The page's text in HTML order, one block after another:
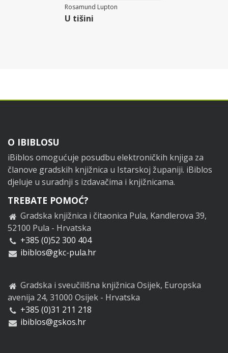
Rosamund Lupton
U tišini
Footer
O IBIBLOSU
iBiblos omogućuje posudbu elektroničkih knjiga za
članove gradskih knjižnica u Istarskoj županiji. iBiblos
djeluje u suradnji s izdavačima i knjižnicama.
TREBATE POMOĆ?
Gradska knjižnica i čitaonica Pula, Kandlerova 39,
52100 Pula - Hrvatska
+385 (0)52 300 404
ibiblos@gkc-pula.hr
Gradska i sveučilišna knjižnica Osijek, Europska
avenija 24, 31000 Osijek - Hrvatska
+385 (0)31 211 218
ibiblos@gskos.hr